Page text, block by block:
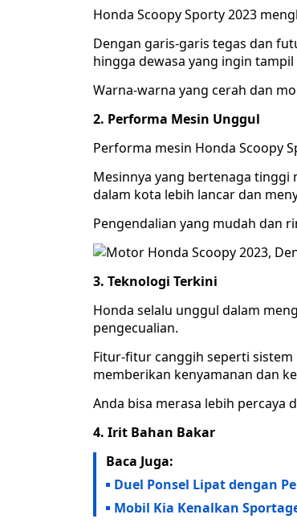
Honda Scoopy Sporty 2023
Dengan garis-garis tegas dan
hingga dewasa yang ingin
Warna-warna yang cerah dan
2. Performa Mesin Unggul
Performa mesin Honda Scoopy
Mesinnya yang bertenaga tinggi
dalam kota lebih lancar dan
Pengendalian yang mudah dan
3. Teknologi Terkini
Honda selalu unggul dalam
pengecualian.
Fitur-fitur canggih seperti sistem
memberikan kenyamanan dan
Anda bisa merasa lebih percaya
4. Irit Bahan Bakar
Baca Juga:
Duel Ponsel Lipat dengan
Mobil Kia Kenalkan